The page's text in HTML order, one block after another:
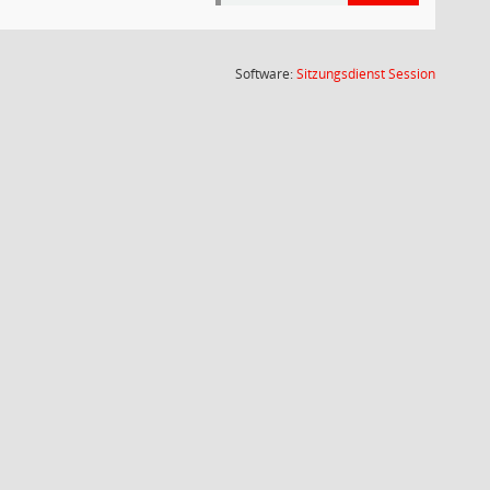
Software:SitzungsdienstSession(Wird in